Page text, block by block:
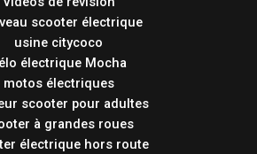
scooter électrique
usine citycoco
électrique Mocha
motos électriques
scooter pour adultes
à grandes roues
électrique hors route